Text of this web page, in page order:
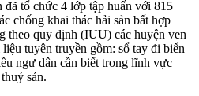
tổ chức 4 lớp tập huấn với 815
chống khai thác hải sản bất hợp
theo quy định (IUU) các huyện ven
tuyên truyền gồm: sổ tay đi biển
ngư dân cần biết trong lĩnh vực
sản.